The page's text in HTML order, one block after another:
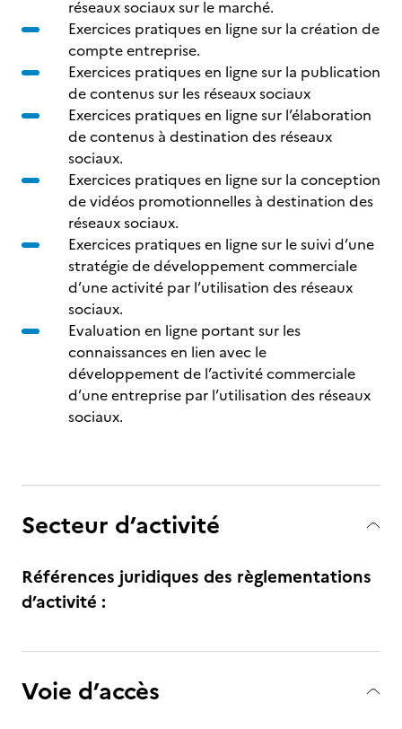
réseaux sociaux sur le marché.
Exercices pratiques en ligne sur la création de
compte entreprise.
Exercices pratiques en ligne sur la publication
de contenus sur les réseaux sociaux
Exercices pratiques en ligne sur l’élaboration
de contenus à destination des réseaux
sociaux.
Exercices pratiques en ligne sur la conception
de vidéos promotionnelles à destination des
réseaux sociaux.
Exercices pratiques en ligne sur le suivi d’une
stratégie de développement commerciale
d’une activité par l’utilisation des réseaux
sociaux.
Evaluation en ligne portant sur les
connaissances en lien avec le
développement de l’activité commerciale
d’une entreprise par l’utilisation des réseaux
sociaux.
Secteur d’activité
Références juridiques des règlementations
d’activité :
Voie d’accès